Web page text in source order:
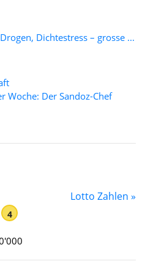
Dichtestress – grosse ...
Woche: Der Sandoz-Chef
Lotto Zahlen »
4